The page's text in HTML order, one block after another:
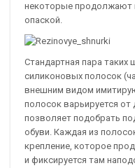
некоторые продолжают
опаской.
Стандартная пара таких
силиконовых полосок
внешним видом
полосок варьируется
позволяет подобрать
обуви. Каждая из
крепление, которое
и фиксируется там